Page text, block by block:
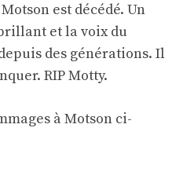
est décédé. Un
et la voix du
des générations. Il
RIP Motty.
à Motson ci-